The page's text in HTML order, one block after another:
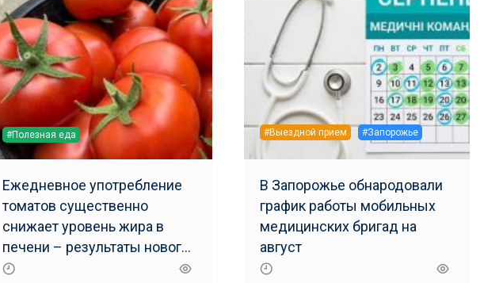
#Полезная еда
Ежедневное употребление
томатов существенно
снижает уровень жира в
печени – результаты нового
исследования
#Выездной прием #Запорожье
В Запорожье обнародовали
график работы мобильных
медицинских бригад на
август